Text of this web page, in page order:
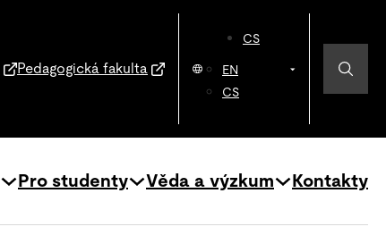
Pedagogická fakulta
CS
EN
CS
Pro studenty Věda a výzkum Kontakty